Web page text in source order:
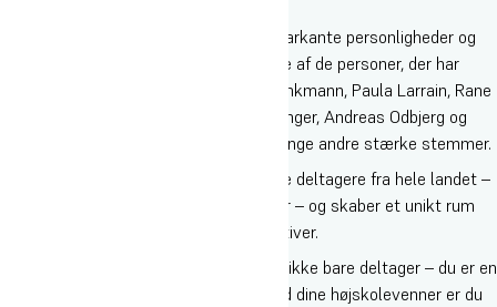
Her mødes nogle af Danmarks mest markante personligheder og
deltager i samtalen om dannelse. Nogle af de personer, der har
været med igennem årene er Svend Brinkmann, Paula Larrain, Rane
Willerslev, Connie Hedegaard, Mads Langer, Andreas Odbjerg og
Clement Kjærsgaard, sammen med mange andre stærke stemmer.
Festivalen samler hvert år flere tusinde deltagere fra hele landet –
herunder elever fra forskellige højskoler – og skaber et unikt rum
for refleksion, samtale og nye perspektiver.
Som elev på Oure Idrætshøjskole er du ikke bare deltager – du er en
central del af oplevelsen. Sammen med dine højskolevenner er du